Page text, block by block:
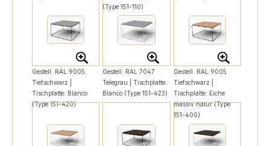
(Type 151-110)
Gestell: RAL 9005
Tiefschwarz |
Tischplatte: Blanco
(Type 151-420)
Gestell: RAL 7047
Telegrau | Tischplatte:
Blanco (Type 151-423)
Gestell: RAL 9005
Tiefschwarz |
Tischplatte: Eiche
massiv natur (Type
151-400)